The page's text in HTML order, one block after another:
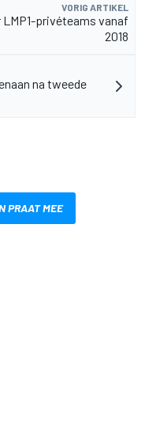
VORIG ARTIKEL
privéteams vanaf
2018
na tweede
PRAAT MEE